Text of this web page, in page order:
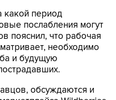
какой период
послабления могут
пояснил, что рабочая
необходимо
и будущую
обсуждаются и